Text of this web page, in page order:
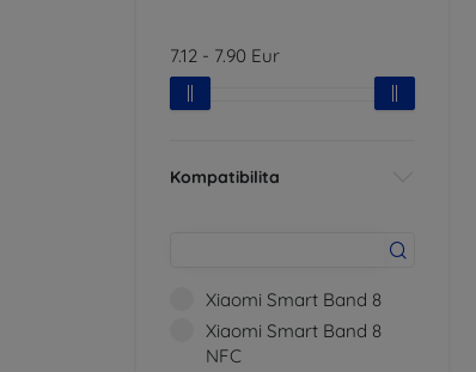
7.12 - 7.90 Eur
Kompatibilita
Xiaomi Smart Band 8
Xiaomi Smart Band 8
NFC